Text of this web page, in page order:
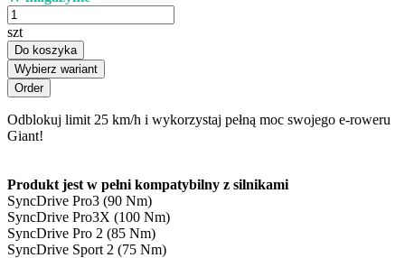
szt
Do koszyka
Wybierz wariant
Odblokuj limit 25 km/h i wykorzystaj pełną moc swojego e-roweru
Giant!
Produkt jest w pełni kompatybilny z silnikami
SyncDrive Pro3 (90 Nm)
SyncDrive Pro3X (100 Nm)
SyncDrive Pro 2 (85 Nm)
SyncDrive Sport 2 (75 Nm)